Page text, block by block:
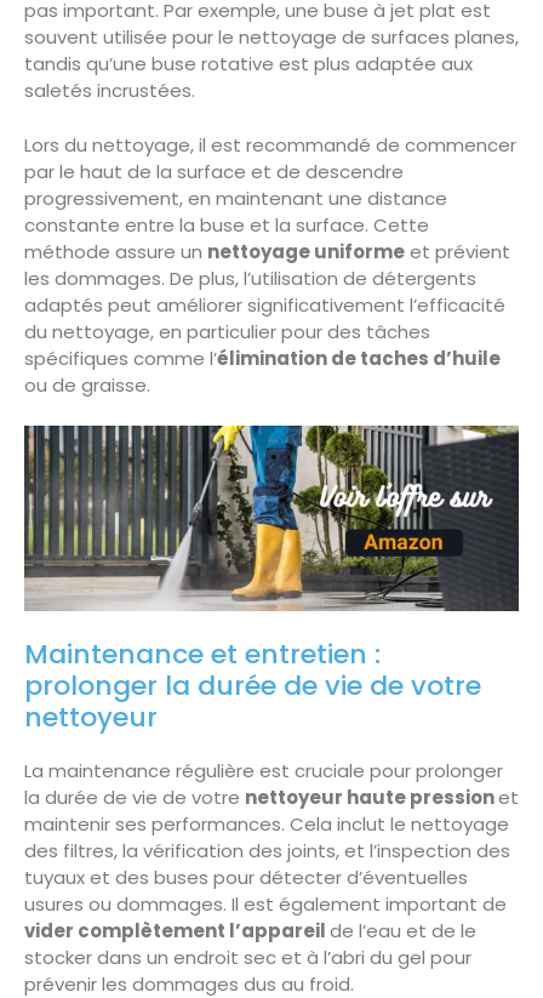
pas important. Par exemple, une buse à jet plat est
souvent utilisée pour le nettoyage de surfaces planes,
tandis qu’une buse rotative est plus adaptée aux
saletés incrustées.
Lors du nettoyage, il est recommandé de commencer
par le haut de la surface et de descendre
progressivement, en maintenant une distance
constante entre la buse et la surface. Cette
méthode assure un nettoyage uniformeet prévient
les dommages. De plus, l’utilisation de détergents
adaptés peut améliorer significativement l’efficacité
du nettoyage, en particulier pour des tâches
spécifiques comme l’élimination de taches d’huile
ou de graisse.
Maintenance et entretien :
prolonger la durée de vie de votre
nettoyeur
La maintenance régulière est cruciale pour prolonger
la durée de vie de votre nettoyeur haute pressionet
maintenir ses performances. Cela inclut le nettoyage
des filtres, la vérification des joints, et l’inspection des
tuyaux et des buses pour détecter d’éventuelles
usures ou dommages. Il est également important de
vider complètement l’appareilde l’eau et de le
stocker dans un endroit sec et à l’abri du gel pour
prévenir les dommages dus au froid.